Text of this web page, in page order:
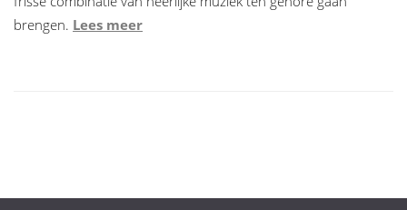
brengen. Lees meer